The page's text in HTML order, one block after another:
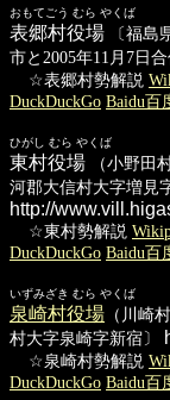
おもてごう むら やくば
表郷村役場 〔福島
市と2005年11月7日合
☆表郷村勢解説
DuckDuckGo Baidu百
ひがし むら やくば
東村役場 （小野田
河郡大信村大字増見
http://
☆東村勢解説
DuckDuckGo Baidu百
いずみざき むら やくば
泉崎村役場 （川崎
村大字泉崎字新宿〕
☆泉崎村勢解説
DuckDuckGo Baidu百